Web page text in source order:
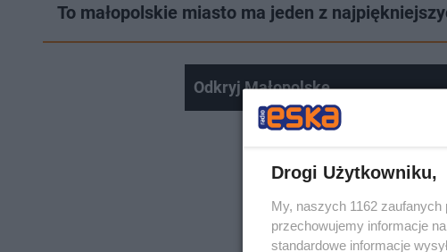
To małopolskie miasto ma jeden z
Odkryj Małopolskę
Drogi Użytkowniku,
My, naszych 1162
przechowujemy informacje
standardowe informacje